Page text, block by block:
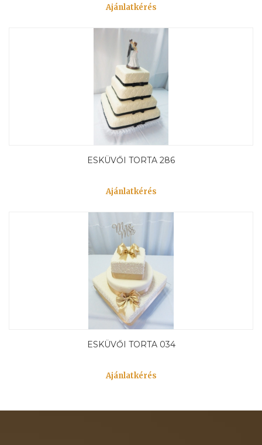
Ajánlatkérés
ESKÜVŐI TORTA 286
Ajánlatkérés
ESKÜVŐI TORTA 034
Ajánlatkérés